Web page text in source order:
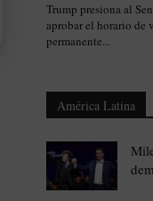
Trump presiona al
aprobar el horario de
permanente...
América Latina